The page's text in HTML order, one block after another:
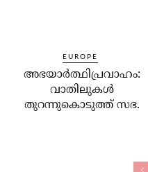
EUROPE
അഭയാര്‍ത്ഥിപ്രവാഹം:
വാതിലുകള്‍
തുറന്നുകൊടുത്ത് സഭ.